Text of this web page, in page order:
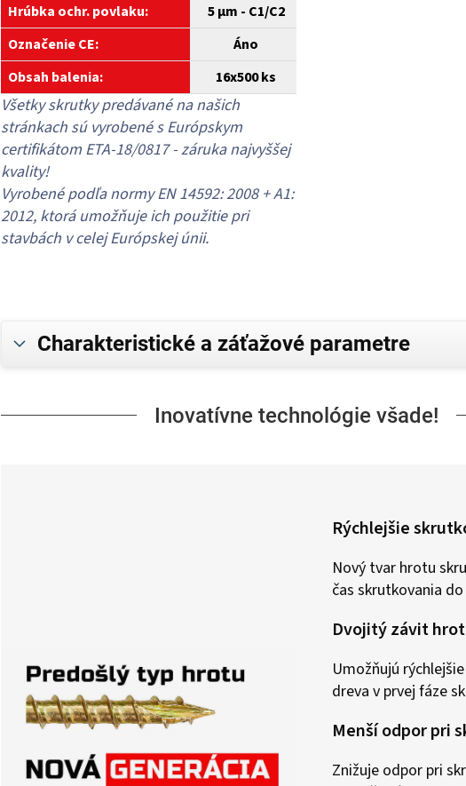
Hrúbka ochr. povlaku:
5 µm - C1/C2
Označenie CE:
Áno
Obsah balenia:
16x500 ks
Všetky skrutky predávané na našich
stránkach sú vyrobené s Európskym
certifikátom ETA-18/0817 - záruka najvyššej
kvality!
Vyrobené podľa normy EN 14592: 2008 + A1:
2012, ktorá umožňuje ich použitie pri
stavbách v celej Európskej únii.
Charakteristické a záťažové parametre
Inovatívne technológie všade!
Rýchlejšie
Nový tvar hrotu
čas skrutkovania
Dvojitý závit
Umožňujú
dreva v prvej fáze
Menší odpor pri
Znižuje odpor pri